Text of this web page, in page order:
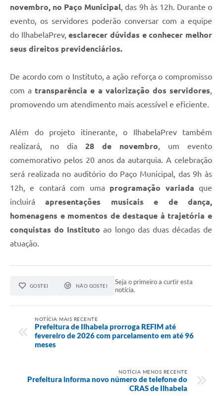
novembro, no Paço Municipal, das 9h às 12h. Durante o
evento, os servidores poderão conversar com a equipe
do IlhabelaPrev,esclarecer dúvidas e conhecer melhor
seus direitos previdenciários.
De acordo com o Instituto, a ação reforça o compromisso
com a transparência e a valorização dos servidores,
promovendo um atendimento mais acessível e eficiente.
Além do projeto itinerante, o IlhabelaPrev também
realizará, no dia 28 de novembro, um evento
comemorativo pelos 20 anos da autarquia. A celebração
será realizada no auditório do Paço Municipal, das 9h às
12h, e contará com uma programação variada que
incluiráapresentações musicais e de dança,
homenagens e momentos de destaque à trajetória e
conquistas do Instituto ao longo das duas décadas de
atuação.
GOSTEI NÃO GOSTEI
Seja o primeiro a curtir esta
notícia.
NOTÍCIA MAIS RECENTE
Prefeitura de Ilhabela prorroga REFIM até
fevereiro de 2026 com parcelamento em até 96
meses
NOTÍCIA MENOS RECENTE
Prefeitura informa novo número de telefone do
CRAS de Ilhabela